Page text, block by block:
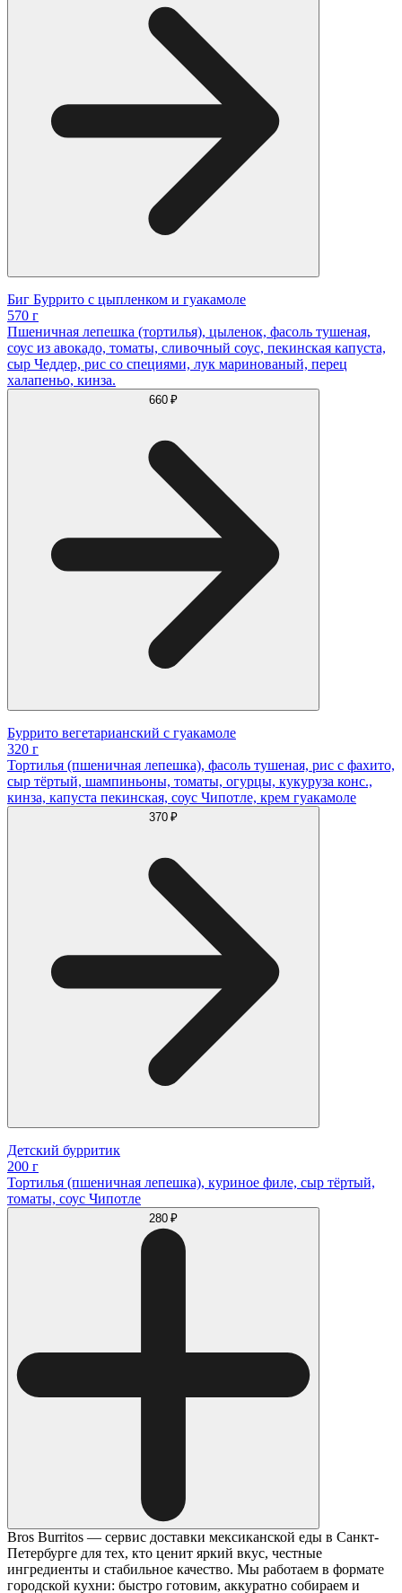
Биг Буррито с цыпленком и гуакамоле
570 г
Пшеничная лепешка (тортилья), цыленок, фасоль тушеная,
соус из авокадо, томаты, сливочный соус, пекинская капуста,
сыр Чеддер, рис со специями, лук маринованый, перец
халапеньо, кинза.
660 ₽
Буррито вегетарианский с гуакамоле
320 г
Тортилья (пшеничная лепешка), фасоль тушеная, рис с фахито,
сыр тёртый, шампиньоны, томаты, огурцы, кукуруза конс.,
кинза, капуста пекинская, соус Чипотле, крем гуакамоле
370 ₽
Детский бурритик
200 г
Тортилья (пшеничная лепешка), куриное филе, сыр тёртый,
томаты, соус Чипотле
280 ₽
Bros Burritos — сервис доставки мексиканской еды в Санкт-
Петербурге для тех, кто ценит яркий вкус, честные
ингредиенты и стабильное качество. Мы работаем в формате
городской кухни: быстро готовим, аккуратно собираем и